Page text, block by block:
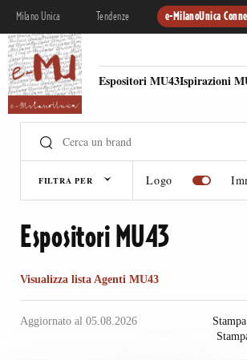
Milano Unica Tendenze e-MilanoUnica
Espositori MU43Ispirazioni
FILTRA PER Logo
Espositori MU43
Visualizza lista Agenti MU43
Aggiornato al 05.08.2026